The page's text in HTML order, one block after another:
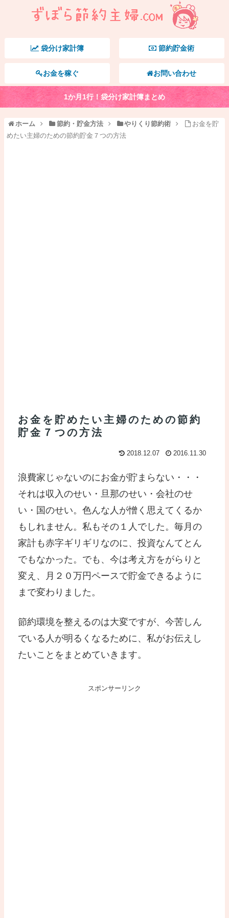
袋分け家計簿 節約貯金術
お金を稼ぐ お問い合わせ
1か月1行！袋分け家計簿まとめ
ホーム 節約・貯金方法 やりくり節約術
お金を貯
めたい主婦のための節約貯金７つの方法
お金を貯めたい主婦のための節約
貯金７つの方法
2018.12.07 2016.11.30
浪費家じゃないのにお金が貯まらない・・・
それは収入のせい・旦那のせい・会社のせ
い・国のせい。色んな人が憎く思えてくるか
もしれません。私もその１人でした。毎月の
家計も赤字ギリギリなのに、投資なんてとん
でもなかった。でも、今は考え方をがらりと
変え、月２０万円ペースで貯金できるように
まで変わりました。
節約環境を整えるのは大変ですが、今苦しん
でいる人が明るくなるために、私がお伝えし
たいことをまとめていきます。
スポンサーリンク